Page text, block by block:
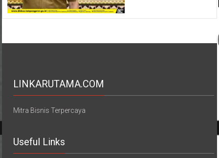
LINKARUTAMA.COM
Mitra Bisnis Terpercaya
Useful Links